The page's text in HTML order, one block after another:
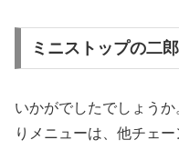
ミニストップの二
いかがでしたでしょう
りメニューは、他チェ